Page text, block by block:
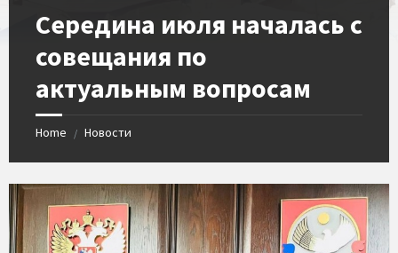
​Середина июля началась с
совещания по
актуальным вопросам
Home / Новости